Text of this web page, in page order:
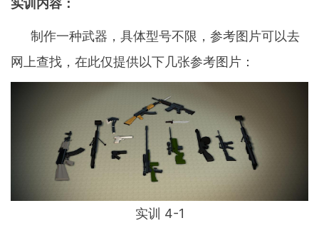
实训内容：
制作一种武器，具体型号不限，参考图片可以去
网上查找，在此仅提供以下几张参考图片：
实训 4-1